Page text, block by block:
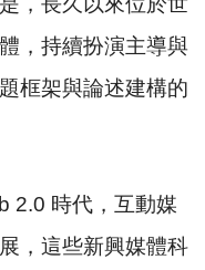
，持續扮演主導與
框架與論述建構的
2.0 時代，互動媒
，這些新興媒體科